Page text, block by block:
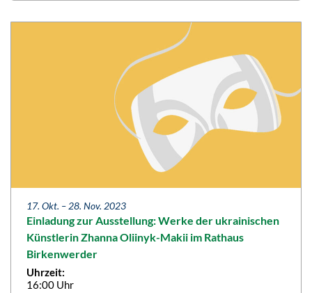
17. Okt. – 28. Nov. 2023
Einladung zur Ausstellung: Werke der ukrainischen
Künstlerin Zhanna Oliinyk-Makii im Rathaus
Birkenwerder
Uhrzeit:
16:00 Uhr